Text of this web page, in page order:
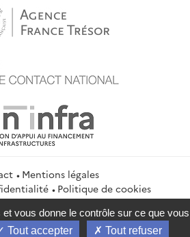
Mentions légales
Politique de cookies
des cookies
Flux RSS
legifrance.gouv.fr
info.gouv.fr
vous donne le contrôle sur ce que vous
Tout accepter Tout refuser